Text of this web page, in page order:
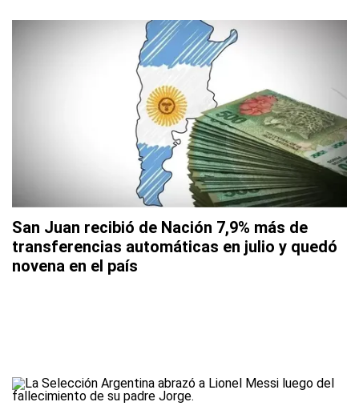
San Juan recibió de Nación 7,9% más de
transferencias automáticas en julio y quedó
novena en el país